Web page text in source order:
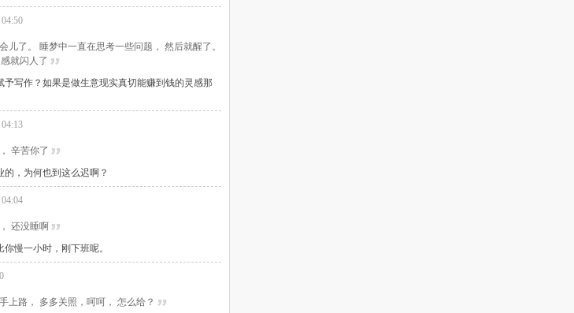
儿了。 睡梦中一直在思考一些问题， 然后就醒了。
就闪人了
予写作？如果是做生意现实真切能赚到钱的灵感那
辛苦你了
的，为何也到这么迟啊？
还没睡啊
慢一小时，刚下班呢。
上路， 多多关照，呵呵， 怎么给？